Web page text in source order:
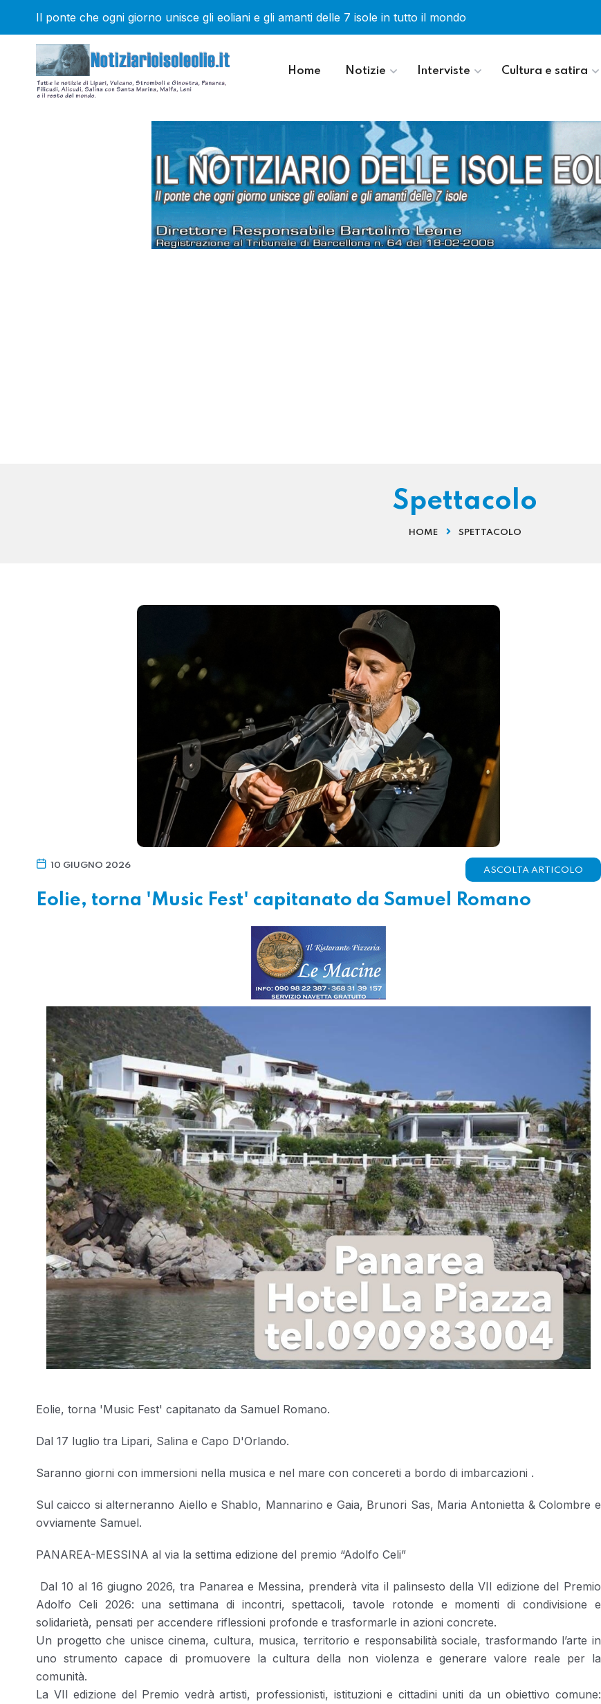
Il ponte che ogni giorno unisce gli eoliani e gli amanti delle 7 isole in tutto il mondo
Home Notizie Interviste Cultura e satira
Spettacolo
HOME SPETTACOLO
10 GIUGNO 2026
ASCOLTA ARTICOLO
Eolie, torna 'Music Fest' capitanato da Samuel Romano
Eolie, torna 'Music Fest' capitanato da Samuel Romano.
Dal 17 luglio tra Lipari, Salina e Capo D'Orlando.
Saranno giorni con immersioni nella musica e nel mare con concereti a bordo di imbarcazioni .
Sul caicco si alterneranno Aiello e Shablo, Mannarino e Gaia, Brunori Sas, Maria Antonietta & Colombre e
ovviamente Samuel.
PANAREA-MESSINA al via la settima edizione del premio “Adolfo Celi”
Dal 10 al 16 giugno 2026, tra Panarea e Messina, prenderà vita il palinsesto della VII edizione del Premio
Adolfo Celi 2026: una settimana di incontri, spettacoli, tavole rotonde e momenti di condivisione e
solidarietà, pensati per accendere riflessioni profonde e trasformarle in azioni concrete.
Un progetto che unisce cinema, cultura, musica, territorio e responsabilità sociale, trasformando l’arte in
uno strumento capace di promuovere la cultura della non violenza e generare valore reale per la
comunità.
La VII edizione del Premio vedrà artisti, professionisti, istituzioni e cittadini uniti da un obiettivo comune: